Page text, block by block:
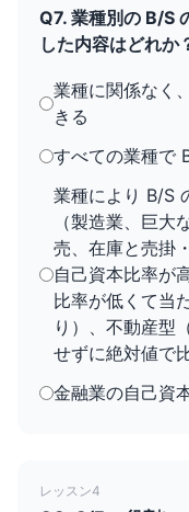
Q7. 業種別の B/S
した内容はどれか
業種に関係なく
きる
すべての業種で
業種により B/S
（製造業、巨
売、在庫と売掛
自己資本比率が
比率が低くて当
り）、不動産型
せずに絶対値で
金融業の自己資
レッスン4